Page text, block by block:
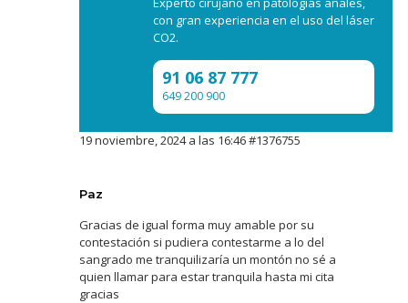
con gran experiencia en el uso del láser
CO2.
91 06 87 777
649 200 900
19 noviembre, 2024 a las 16:46#1376755
Paz
Gracias de igual forma muy amable por su
contestación si pudiera contestarme a lo del
sangrado me tranquilizaría un montón no sé a
quien llamar para estar tranquila hasta mi cita
gracias